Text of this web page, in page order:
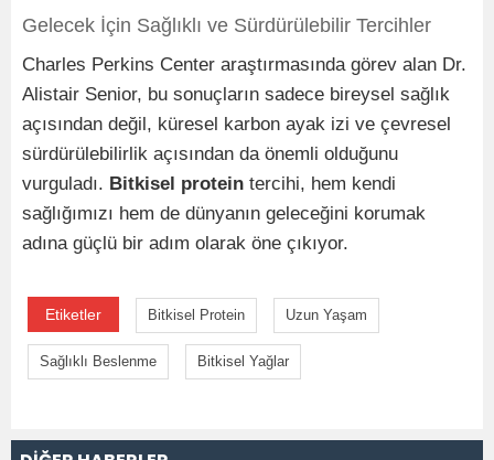
Gelecek İçin Sağlıklı ve Sürdürülebilir Tercihler
Charles Perkins Center araştırmasında görev alan Dr.
Alistair Senior, bu sonuçların sadece bireysel sağlık
açısından değil, küresel karbon ayak izi ve çevresel
sürdürülebilirlik açısından da önemli olduğunu
vurguladı. Bitkisel protein tercihi, hem kendi
sağlığımızı hem de dünyanın geleceğini korumak
adına güçlü bir adım olarak öne çıkıyor.
Etiketler Bitkisel Protein Uzun Yaşam
Sağlıklı Beslenme Bitkisel Yağlar